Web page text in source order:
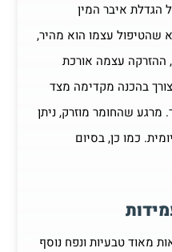
הגדלת איבר המין
שהטיפול עצמו הוא מהיר,
ההזרקה עצמה אורכת
בהכנה מקדימה מצד
שהחומר מוזרק, ניתן
כמו כן, בסיום
מאוד טבעיות ונפח נוסף